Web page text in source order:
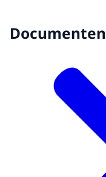
Documenten